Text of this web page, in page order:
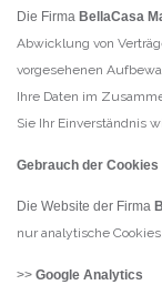
Die Firma BellaCasa
Abwicklung von
vorgesehenen
Ihre Daten im
Sie Ihr Einverständnis
Gebrauch der Cookies
Die Website der Firma
nur analytische
>> Google Analytics